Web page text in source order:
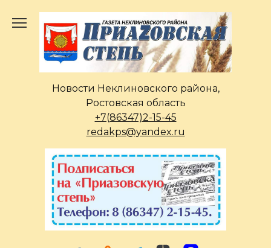
содержанию
Новости Неклиновского района,
Ростовская область
+7(86347)2-15-45
redakps@yandex.ru